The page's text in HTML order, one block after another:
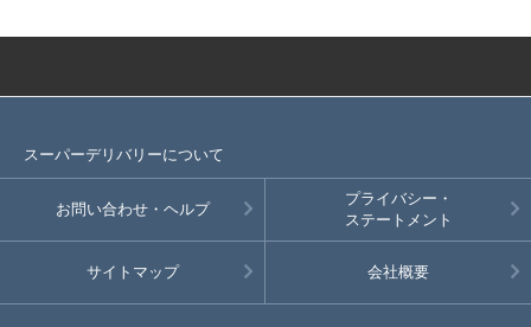
スーパーデリバリーについて
お問い合わせ・ヘルプ
プライバシー・
ステートメント
サイトマップ 会社概要